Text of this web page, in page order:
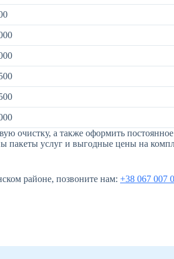
очистку, а также оформить
пакеты услуг и выгодные цены на
районе, позвоните нам: +38 067 007